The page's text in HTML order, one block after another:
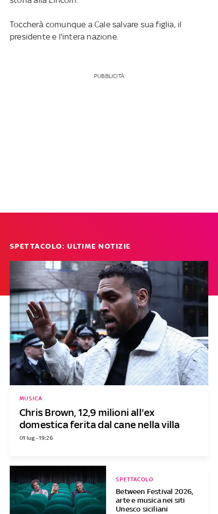
Toccherà comunque a Cale salvare sua figlia, il
presidente e l'intera nazione.
PUBBLICITÀ
SPETTACOLO: ULTIME NOTIZIE
Chris Brown, 12,9 milioni all'ex
domestica ferita dal cane nella villa
MUSICA
01 lug - 19:26
Between Festival 2026,
arte e musica nei siti
Unesco siciliani
SPETTACOLO